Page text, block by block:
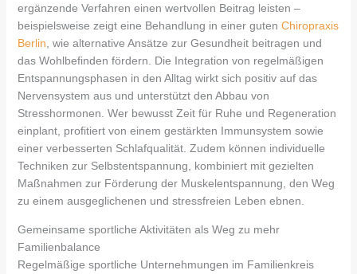
ergänzende Verfahren einen wertvollen Beitrag leisten –
beispielsweise zeigt eine Behandlung in einer guten Chiropraxis
Berlin , wie alternative Ansätze zur Gesundheit beitragen und
das Wohlbefinden fördern. Die Integration von regelmäßigen
Entspannungsphasen in den Alltag wirkt sich positiv auf das
Nervensystem aus und unterstützt den Abbau von
Stresshormonen. Wer bewusst Zeit für Ruhe und Regeneration
einplant, profitiert von einem gestärkten Immunsystem sowie
einer verbesserten Schlafqualität. Zudem können individuelle
Techniken zur Selbstentspannung, kombiniert mit gezielten
Maßnahmen zur Förderung der Muskelentspannung, den Weg
zu einem ausgeglichenen und stressfreien Leben ebnen.
Gemeinsame sportliche Aktivitäten als Weg zu mehr
Familienbalance
Regelmäßige sportliche Unternehmungen im Familienkreis